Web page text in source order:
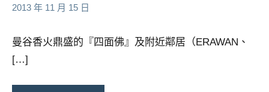
及
遊
雜
專
2013 年 11 月 15 日
小
No
曼谷香火鼎盛的『四面佛』及附近鄰居（ERAWAN、
[…]